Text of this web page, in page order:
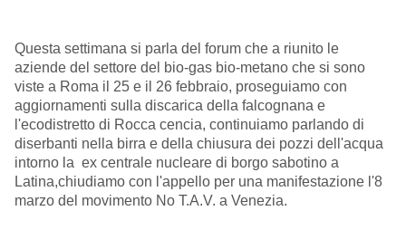
Questa settimana si parla del forum che a riunito le
aziende del settore del bio-gas bio-metano che si sono
viste a Roma il 25 e il 26 febbraio, proseguiamo con
aggiornamenti sulla discarica della falcognana e
l'ecodistretto di Rocca cencia, continuiamo parlando di
diserbanti nella birra e della chiusura dei pozzi dell'acqua
intorno la ex centrale nucleare di borgo sabotino a
Latina,chiudiamo con l'appello per una manifestazione l'8
marzo del movimento No T.A.V. a Venezia.